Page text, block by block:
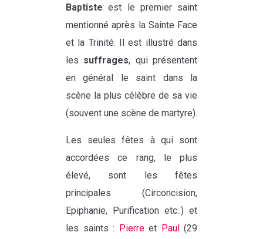
Baptiste est le premier saint
mentionné après la Sainte Face
et la Trinité. Il est illustré dans
les suffrages, qui présentent
en général le saint dans la
scène la plus célèbre de sa vie
(souvent une scène de martyre).
Les seules fêtes à qui sont
accordées ce rang, le plus
élevé, sont les fêtes
principales (Circoncision,
Epiphanie, Purification etc..) et
les saints : Pierreet Paul(29